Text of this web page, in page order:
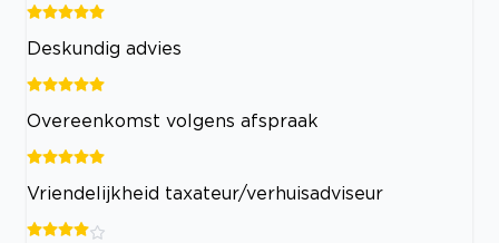
Deskundig advies
Overeenkomst volgens afspraak
Vriendelijkheid taxateur/verhuisadviseur